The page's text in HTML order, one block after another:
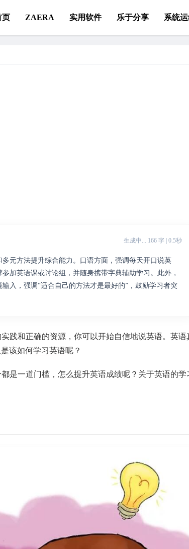
页 ZAERA 实用软件 乐于分享 系统
生成中... 166 字 | 0.5秒
元方法提升综合能力。口语方面，强调每天开口说英
加英语课或讨论组，并随身携带字典辅助学习。此外，
入，强调“适合自己的方法才是最好的”，鼓励学习者突
践和正确的资源，你可以开始自信地说英语。英语
该如何学习英语呢？
是一道门槛，怎么提升英语成绩呢？关于英语的学